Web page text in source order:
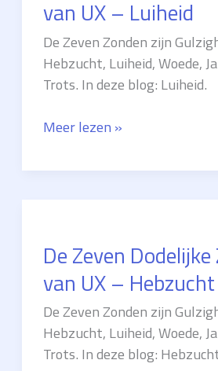
van UX – Luiheid
De Zeven Zonden zijn
Hebzucht, Luiheid, Woede,
Trots. In deze blog: Luiheid.
De
Dodelijke
–
Luiheid
Meer lezen »
De Zeven
van UX – Hebzucht
De Zeven Zonden zijn
Hebzucht, Luiheid, Woede,
Trots. In deze blog: